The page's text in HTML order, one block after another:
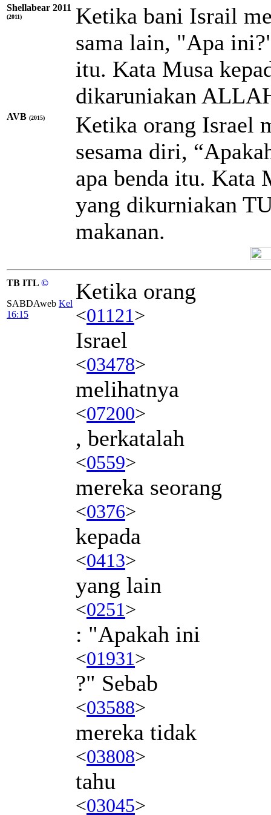
Shellabear 2011
(2011)
Ketika bani Israil
sama lain, "Apa
itu. Kata Musa
dikaruniakan
AVB (2015)
Ketika orang Israel
sesama diri,
apa benda itu. Kata
yang dikurniakan
makanan.
TB ITL ©
SABDAweb Kel
16:15
Ketika orang
<01121>
Israel
<03478>
melihatnya
<07200>
, berkatalah
<0559>
mereka seorang
<0376>
kepada
<0413>
yang lain
<0251>
: "Apakah ini
<01931>
?" Sebab
<03588>
mereka tidak
<03808>
tahu
<03045>